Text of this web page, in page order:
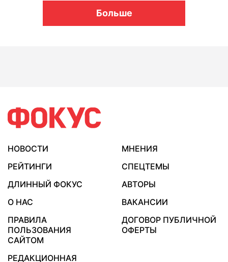
Больше
НОВОСТИ
МНЕНИЯ
РЕЙТИНГИ
СПЕЦТЕМЫ
ДЛИННЫЙ ФОКУС
АВТОРЫ
О НАС
ВАКАНСИИ
ПРАВИЛА
ПОЛЬЗОВАНИЯ
САЙТОМ
ДОГОВОР ПУБЛИЧНОЙ
ОФЕРТЫ
РЕДАКЦИОННАЯ